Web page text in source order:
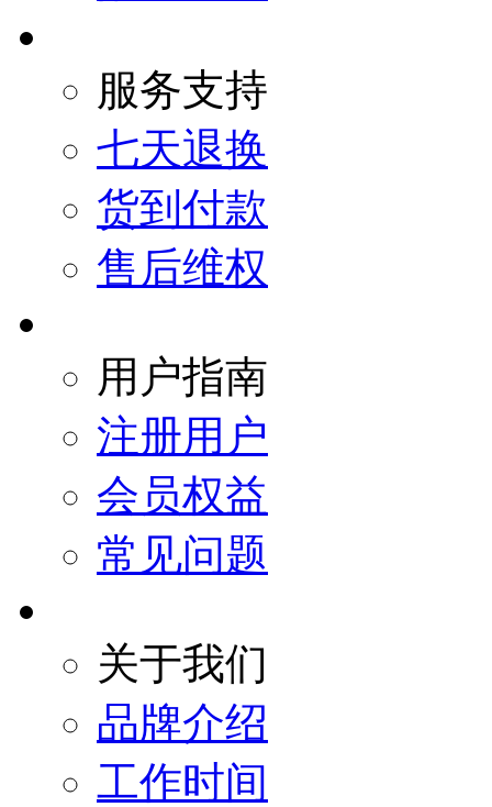
服务支持
七天退换
货到付款
售后维权
用户指南
注册用户
会员权益
常见问题
关于我们
品牌介绍
工作时间